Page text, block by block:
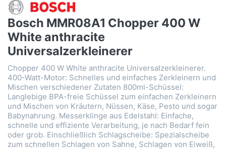
Bosch MMR08A1 Chopper 400 W
White anthracite
Universalzerkleinerer
Chopper 400 W White anthracite Universalzerkleinerer.
400-Watt-Motor: Schnelles und einfaches Zerkleinern und
Mischen verschiedener Zutaten 800ml-Schüssel:
Langlebige BPA-freie Schüssel zum einfachen Zerkleinern
und Mischen von Kräutern, Nüssen, Käse, Pesto und sogar
Babynahrung. Messerklinge aus Edelstahl: Einfache,
schnelle und effiziente Verarbeitung, je nach Bedarf fein
oder grob. Einschließlich Schlagscheibe: Spezialscheibe
zum schnellen Schlagen von Sahne, Schlagen von Eiweiß,